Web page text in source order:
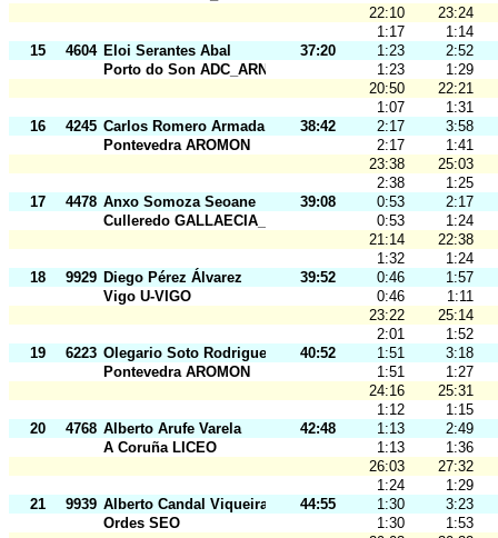
22:10
23:24
1:17
1:14
15
4604 Eloi Serantes Abal 37:20 1:23
2:52
Porto do Son ADC_ARNELA
1:23
1:29
20:50
22:21
1:07
1:31
16
4245 Carlos Romero Armada 38:42 2:17
3:58
Pontevedra AROMON
2:17
1:41
23:38
25:03
2:38
1:25
17
4478 Anxo Somoza Seoane 39:08 0:53
2:17
Culleredo GALLAECIA_RAID
0:53
1:24
21:14
22:38
1:32
1:24
18
9929 Diego Pérez Álvarez 39:52 0:46
1:57
Vigo U-VIGO
0:46
1:11
23:22
25:14
2:01
1:52
19
6223 Olegario Soto Rodriguez 40:52 1:51
3:18
Pontevedra AROMON
1:51
1:27
24:16
25:31
1:12
1:15
20
4768 Alberto Arufe Varela 42:48 1:13
2:49
A Coruña LICEO
1:13
1:36
26:03
27:32
1:24
1:29
21
9939 Alberto Candal Viqueira 44:55 1:30
3:23
Ordes SEO
1:30
1:53